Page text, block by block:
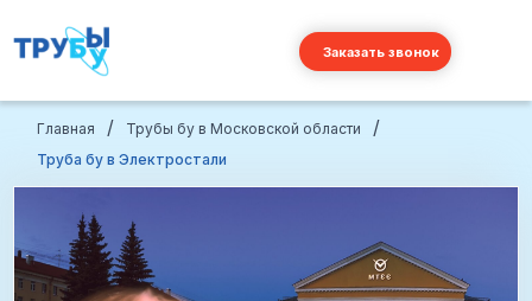
Заказать звонок
Главная / Трубы бу в Московской области /
Труба бу в Электростали